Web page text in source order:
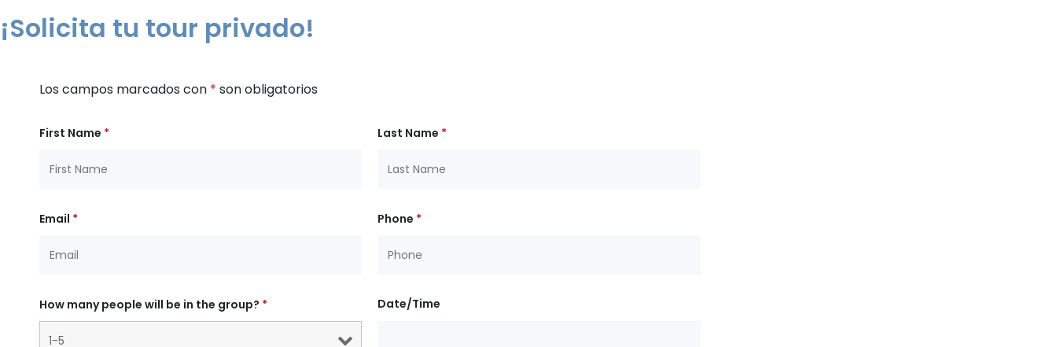
¡Solicita tu tour privado!
Los campos marcados con * son obligatorios
First Name * Last Name *
Email * Phone *
How many people will be in the group? * Date/Time